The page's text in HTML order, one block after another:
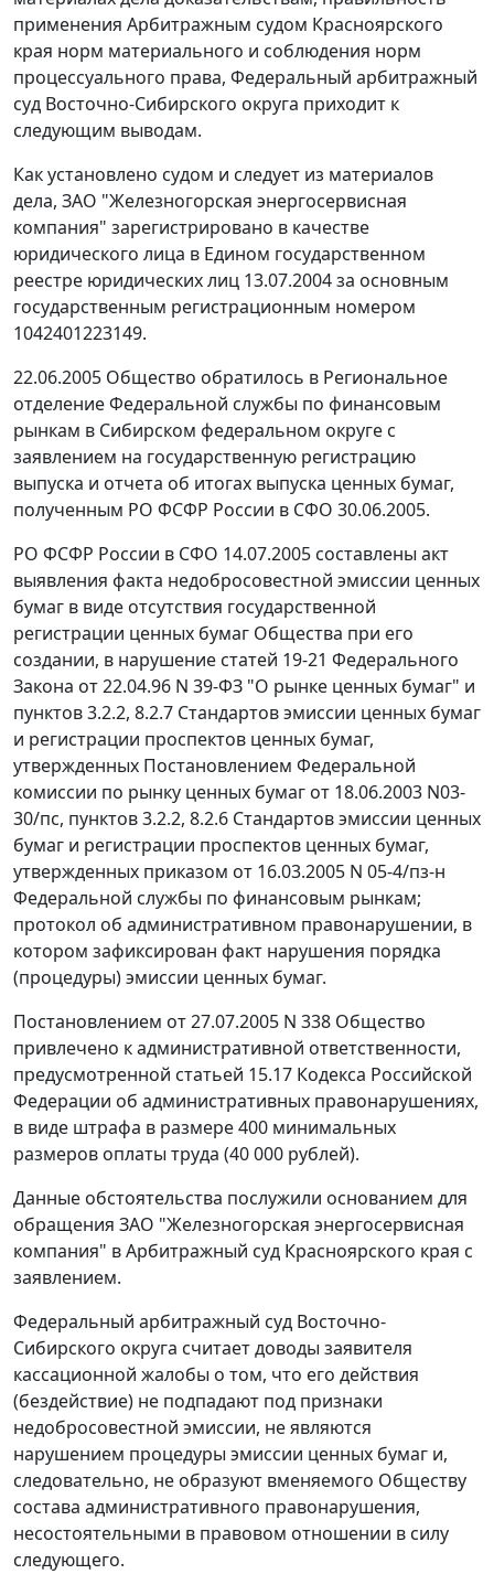
применения Арбитражным судом Красноярского
края норм материального и соблюдения норм
процессуального права, Федеральный арбитражный
суд Восточно-Сибирского округа приходит к
следующим выводам.
Как установлено судом и следует из материалов
дела, ЗАО "Железногорская энергосервисная
компания" зарегистрировано в качестве
юридического лица в Едином государственном
реестре юридических лиц 13.07.2004 за основным
государственным регистрационным номером
1042401223149.
22.06.2005 Общество обратилось в Региональное
отделение Федеральной службы по финансовым
рынкам в Сибирском федеральном округе с
заявлением на государственную регистрацию
выпуска и отчета об итогах выпуска ценных бумаг,
полученным РО ФСФР России в СФО 30.06.2005.
РО ФСФР России в СФО 14.07.2005 составлены акт
выявления факта недобросовестной эмиссии ценных
бумаг в виде отсутствия государственной
регистрации ценных бумаг Общества при его
создании, в нарушение статей 19-21 Федерального
Закона от 22.04.96 N 39-ФЗ "О рынке ценных бумаг" и
пунктов 3.2.2, 8.2.7 Стандартов эмиссии ценных бумаг
и регистрации проспектов ценных бумаг,
утвержденных Постановлением Федеральной
комиссии по рынку ценных бумаг от 18.06.2003 N03-
30/пс, пунктов 3.2.2, 8.2.6 Стандартов эмиссии ценных
бумаг и регистрации проспектов ценных бумаг,
утвержденных приказом от 16.03.2005 N 05-4/пз-н
Федеральной службы по финансовым рынкам;
протокол об административном правонарушении, в
котором зафиксирован факт нарушения порядка
(процедуры) эмиссии ценных бумаг.
Постановлением от 27.07.2005 N 338 Общество
привлечено к административной ответственности,
предусмотренной статьей 15.17 Кодекса Российской
Федерации об административных правонарушениях,
в виде штрафа в размере 400 минимальных
размеров оплаты труда (40 000 рублей).
Данные обстоятельства послужили основанием для
обращения ЗАО "Железногорская энергосервисная
компания" в Арбитражный суд Красноярского края с
заявлением.
Федеральный арбитражный суд Восточно-
Сибирского округа считает доводы заявителя
кассационной жалобы о том, что его действия
(бездействие) не подпадают под признаки
недобросовестной эмиссии, не являются
нарушением процедуры эмиссии ценных бумаг и,
следовательно, не образуют вменяемого Обществу
состава административного правонарушения,
несостоятельными в правовом отношении в силу
следующего.